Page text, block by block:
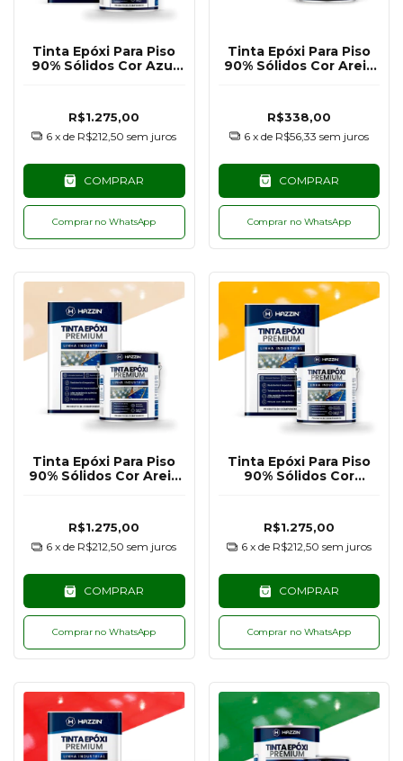
Tinta Epóxi Para Piso
90% Sólidos Cor Azul
R$1.275,00
6 x de R$212,50 sem juros
COMPRAR
Comprar no WhatsApp
Tinta Epóxi Para Piso
90% Sólidos Cor Areia
R$338,00
6 x de R$56,33 sem juros
COMPRAR
Comprar no WhatsApp
Tinta Epóxi Para Piso
90% Sólidos Cor Areia
R$1.275,00
6 x de R$212,50 sem juros
COMPRAR
Comprar no WhatsApp
Tinta Epóxi Para Piso
90% Sólidos Cor
R$1.275,00
6 x de R$212,50 sem juros
COMPRAR
Comprar no WhatsApp